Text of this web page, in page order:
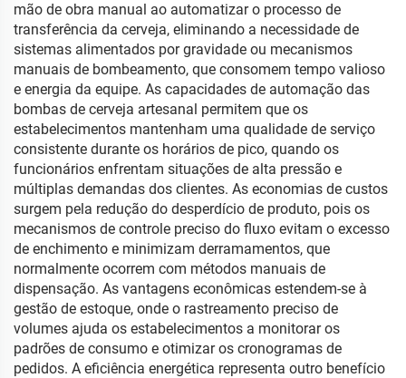
mão de obra manual ao automatizar o processo de
transferência da cerveja, eliminando a necessidade de
sistemas alimentados por gravidade ou mecanismos
manuais de bombeamento, que consomem tempo valioso
e energia da equipe. As capacidades de automação das
bombas de cerveja artesanal permitem que os
estabelecimentos mantenham uma qualidade de serviço
consistente durante os horários de pico, quando os
funcionários enfrentam situações de alta pressão e
múltiplas demandas dos clientes. As economias de custos
surgem pela redução do desperdício de produto, pois os
mecanismos de controle preciso do fluxo evitam o excesso
de enchimento e minimizam derramamentos, que
normalmente ocorrem com métodos manuais de
dispensação. As vantagens econômicas estendem-se à
gestão de estoque, onde o rastreamento preciso de
volumes ajuda os estabelecimentos a monitorar os
padrões de consumo e otimizar os cronogramas de
pedidos. A eficiência energética representa outro benefício